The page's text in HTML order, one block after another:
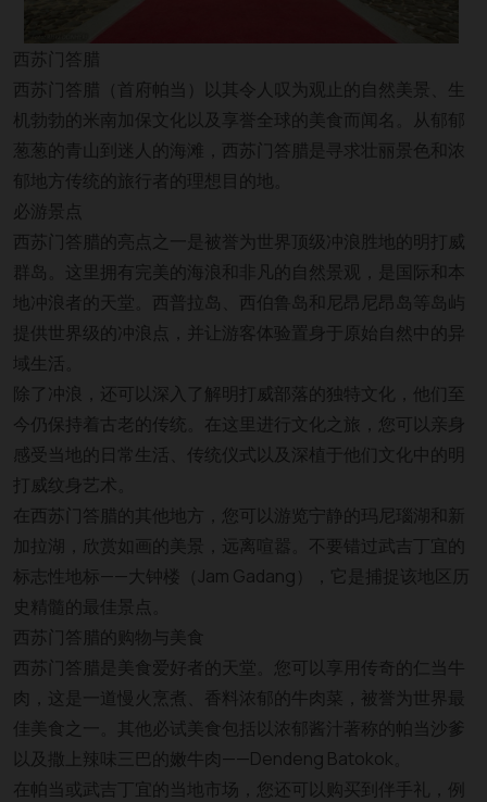
西苏门答腊
西苏门答腊（首府帕当）以其令人叹为观止的自然美景、生
机勃勃的米南加保文化以及享誉全球的美食而闻名。从郁郁
葱葱的青山到迷人的海滩，西苏门答腊是寻求壮丽景色和浓
郁地方传统的旅行者的理想目的地。
必游景点
西苏门答腊的亮点之一是被誉为世界顶级冲浪胜地的明打威
群岛。这里拥有完美的海浪和非凡的自然景观，是国际和本
地冲浪者的天堂。西普拉岛、西伯鲁岛和尼昂尼昂岛等岛屿
提供世界级的冲浪点，并让游客体验置身于原始自然中的异
域生活。
除了冲浪，还可以深入了解明打威部落的独特文化，他们至
今仍保持着古老的传统。在这里进行文化之旅，您可以亲身
感受当地的日常生活、传统仪式以及深植于他们文化中的明
打威纹身艺术。
在西苏门答腊的其他地方，您可以游览宁静的玛尼瑙湖和新
加拉湖，欣赏如画的美景，远离喧嚣。不要错过武吉丁宜的
标志性地标——大钟楼（Jam Gadang），它是捕捉该地区历
史精髓的最佳景点。
西苏门答腊的购物与美食
西苏门答腊是美食爱好者的天堂。您可以享用传奇的仁当牛
肉，这是一道慢火烹煮、香料浓郁的牛肉菜，被誉为世界最
佳美食之一。其他必试美食包括以浓郁酱汁著称的帕当沙爹
以及撒上辣味三巴的嫩牛肉——Dendeng Batokok。
在帕当或武吉丁宜的当地市场，您还可以购买到伴手礼，例